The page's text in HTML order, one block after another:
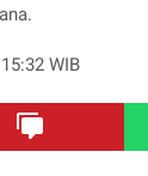
WIB